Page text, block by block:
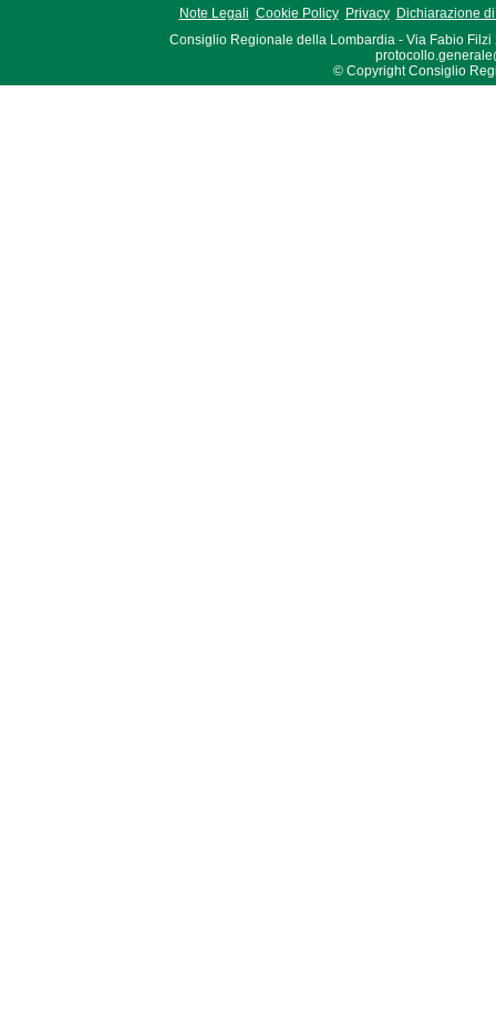
Note Legali Cookie Policy Privacy
Dichiarazione
Consiglio Regionale della Lombardia - Via Fabio Filzi
© Copyright Consiglio